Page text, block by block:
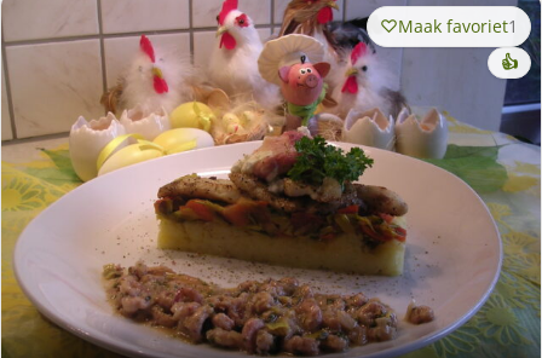
Maak favoriet1
👍